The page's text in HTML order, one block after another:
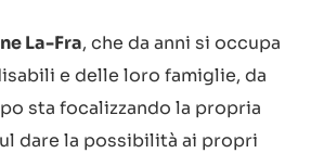
La-Fra, che da anni si occupa
e delle loro famiglie, da
sta focalizzando la propria
dare la possibilità ai propri